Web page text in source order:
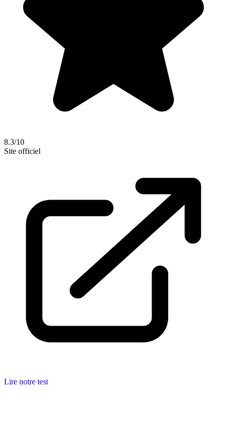
8.3/10
Site officiel
Lire notre test